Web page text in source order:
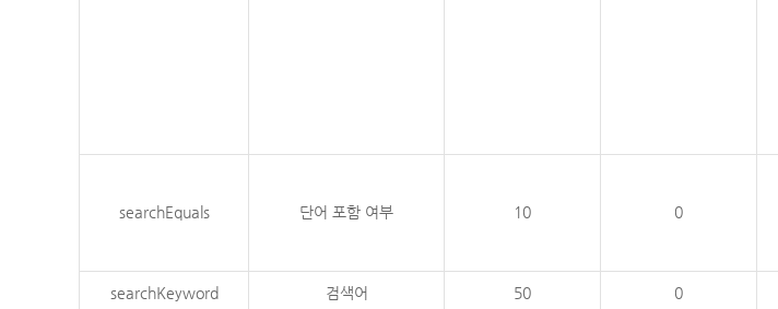
searchEquals 단어 포함 여부 10 0
searchKeyword 검색어 50 0